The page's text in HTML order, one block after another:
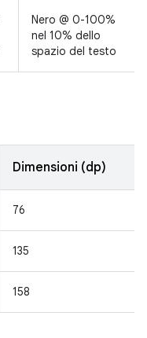
Nero @ 0-100%
nel 10% dello
spazio del testo
Dimensioni (dp)
76
135
158